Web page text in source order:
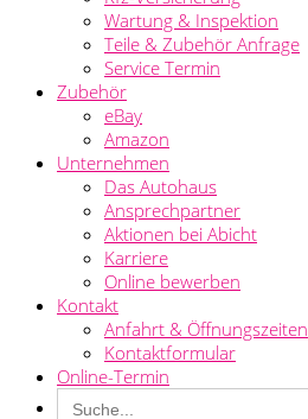
Wartung & Inspektion
Teile & Zubehör Anfrage
Service Termin
Zubehör
eBay
Amazon
Unternehmen
Das Autohaus
Ansprechpartner
Aktionen bei Abicht
Karriere
Online bewerben
Kontakt
Anfahrt & Öffnungszeiten
Kontaktformular
Online-Termin
Search
for: